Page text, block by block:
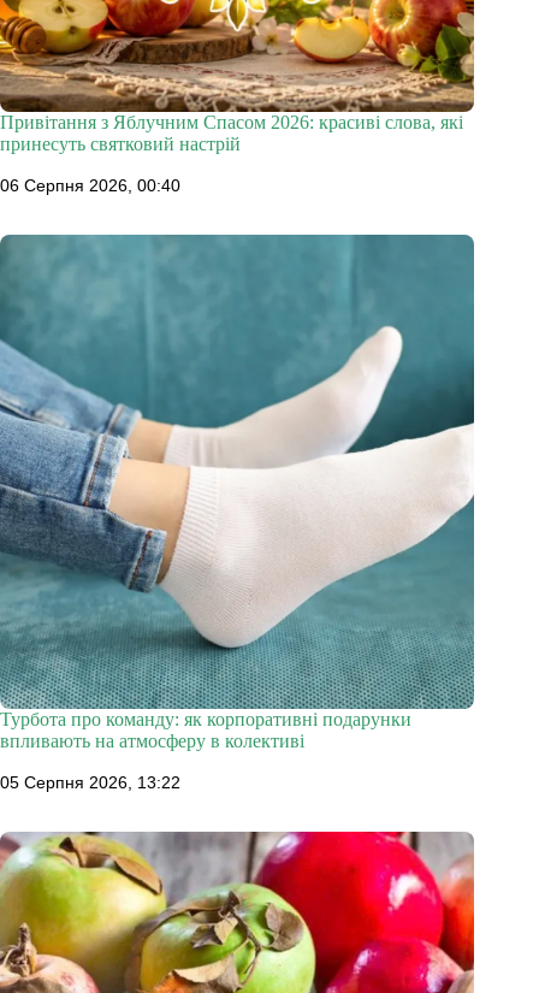
Привітання з Яблучним Спасом 2026: красиві слова, які
принесуть святковий настрій
06 Серпня 2026, 00:40
Турбота про команду: як корпоративні подарунки
впливають на атмосферу в колективі
05 Серпня 2026, 13:22